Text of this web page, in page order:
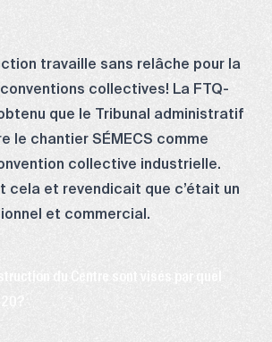
travaille sans relâche pour la
collectives! La FTQ-
que le Tribunal administratif
le chantier SÉMECS comme
collective industrielle.
cela et revendicait que c’était un
et commercial.